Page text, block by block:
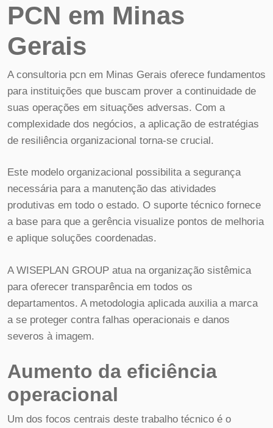
PCN em Minas
Gerais
A consultoria pcn em Minas Gerais oferece fundamentos
para instituições que buscam prover a continuidade de
suas operações em situações adversas. Com a
complexidade dos negócios, a aplicação de estratégias
de resiliência organizacional torna-se crucial.
Este modelo organizacional possibilita a segurança
necessária para a manutenção das atividades
produtivas em todo o estado. O suporte técnico fornece
a base para que a gerência visualize pontos de melhoria
e aplique soluções coordenadas.
A WISEPLAN GROUP atua na organização sistêmica
para oferecer transparência em todos os
departamentos. A metodologia aplicada auxilia a marca
a se proteger contra falhas operacionais e danos
severos à imagem.
Aumento da eficiência
operacional
Um dos focos centrais deste trabalho técnico é o